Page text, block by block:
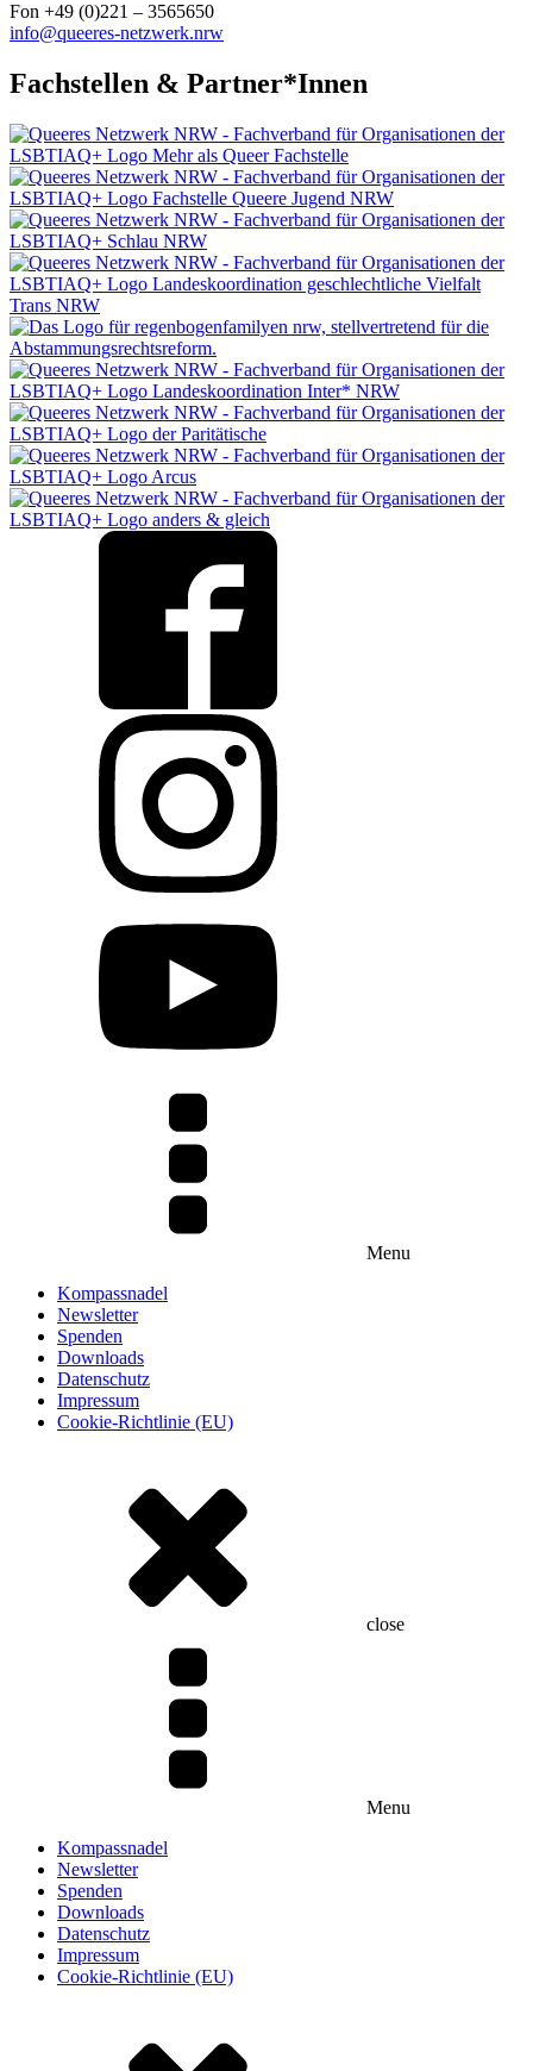
Fon +49 (0)221 – 3565650
info@queeres-netzwerk.nrw
Fachstellen & Partner*Innen
Menu
Kompassnadel
Newsletter
Spenden
Downloads
Datenschutz
Impressum
Cookie-Richtlinie (EU)
close
Menu
Kompassnadel
Newsletter
Spenden
Downloads
Datenschutz
Impressum
Cookie-Richtlinie (EU)